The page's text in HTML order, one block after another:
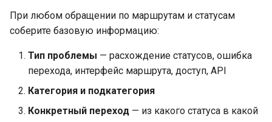
При любом обращении по маршрутам и статусам
соберите базовую информацию:
Тип проблемы — расхождение статусов, ошибка
перехода, интерфейс маршрута, доступ, API
Категория и подкатегория
Конкретный переход — из какого статуса в какой